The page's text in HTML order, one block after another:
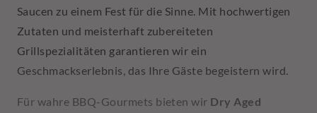
Saucen zu einem Fest für die Sinne. Mit hochwertigen
Zutaten und meisterhaft zubereiteten
Grillspezialitäten garantieren wir ein
Geschmackserlebnis, das Ihre Gäste begeistern wird.
Für wahre BBQ-Gourmets bieten wir Dry Aged